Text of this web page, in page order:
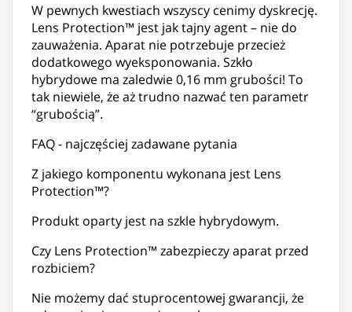
W pewnych kwestiach wszyscy cenimy dyskrecję.
Lens Protection™ jest jak tajny agent – nie do
zauważenia. Aparat nie potrzebuje przecież
dodatkowego wyeksponowania. Szkło
hybrydowe ma zaledwie 0,16 mm grubości! To
tak niewiele, że aż trudno nazwać ten parametr
“grubością”.
FAQ - najczęściej zadawane pytania
Z jakiego komponentu wykonana jest Lens
Protection™?
Produkt oparty jest na szkle hybrydowym.
Czy Lens Protection™ zabezpieczy aparat przed
rozbiciem?
Nie możemy dać stuprocentowej gwarancji, że